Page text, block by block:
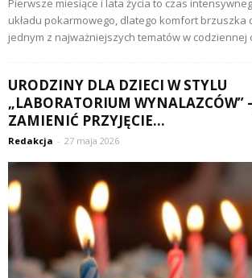
Pierwsze miesiące i lata życia to czas
układu pokarmowego, dlatego komfort brzuszka
jednym z najważniejszych tematów w codziennej
URODZINY DLA DZIECI W STYLU
„LABORATORIUM WYNALAZCÓW”
ZAMIENIĆ PRZYJĘCIE...
Redakcja - 27 maja 2026